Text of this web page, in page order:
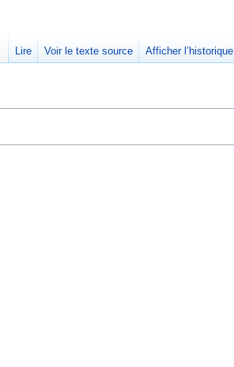
Lire Voir le texte source Afficher l’historique